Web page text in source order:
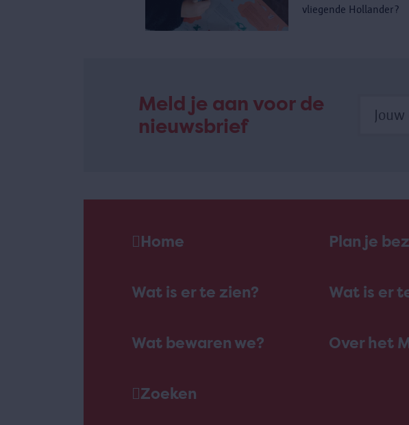
vliegende Hollander?
Meld je aan voor de
nieuwsbrief
Home Plan je
Wat is er te zien? Wat is er
Wat bewaren we? Over het
Zoeken